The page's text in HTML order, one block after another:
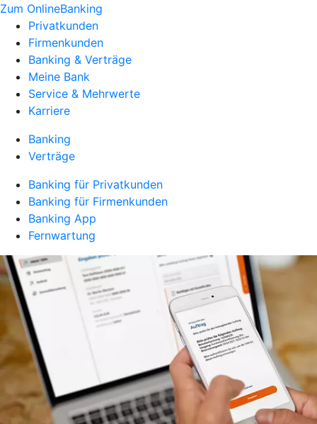
Zum OnlineBanking
Privatkunden
Firmenkunden
Banking & Verträge
Meine Bank
Service & Mehrwerte
Karriere
Banking
Verträge
Banking für Privatkunden
Banking für Firmenkunden
Banking App
Fernwartung